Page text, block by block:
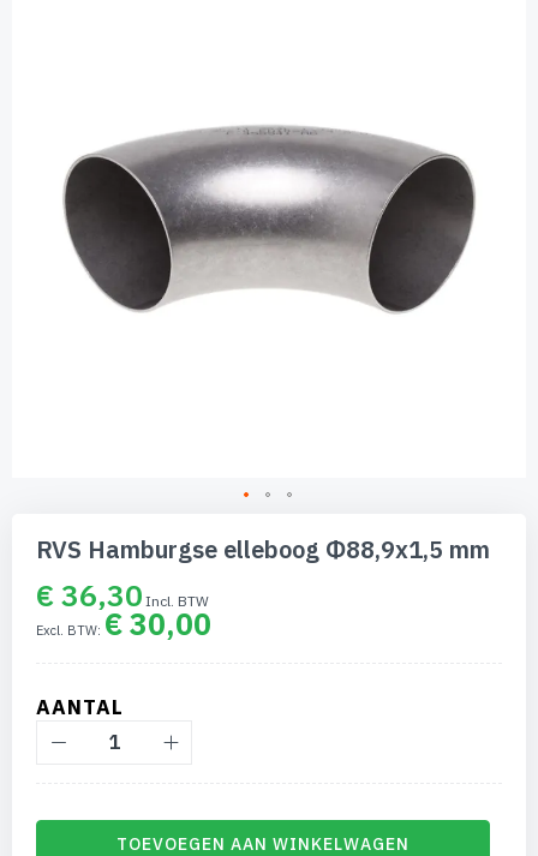
naar
begin
RVS Hamburgse elleboog Φ88,9x1,5 mm
€ 36,30
€ 30,00
AANTAL
TOEVOEGEN AAN WINKELWAGEN